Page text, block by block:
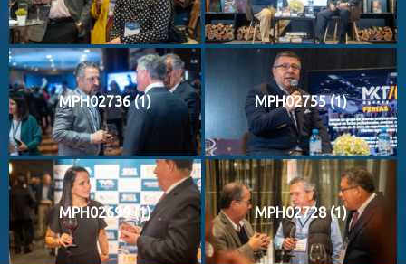
MPH02736 (1) MPH02755 (1)
MPH02699 (1) MPH02728 (1)